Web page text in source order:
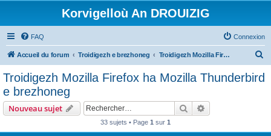
Korvigelloù An DROUIZIG
FAQ Connexion
Accueil du forum Troidigezh e brezhoneg Troidigezh Mozilla Firefox ha Mozilla Thunderbird e brezhoneg
Troidigezh Mozilla Firefox ha Mozilla Thunderbird
e brezhoneg
Nouveau sujet Rechercher
33 sujets • Page 1 sur 1